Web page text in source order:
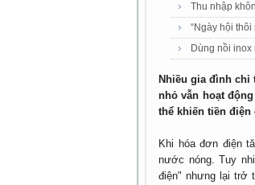
Thu nhập
“Ngày hội
Dùng nồi
Nhiều gia đình chỉ
nhỏ vẫn hoạt
thể khiến tiền điện
Khi hóa đơn điện
nước nóng. Tuy
điện" nhưng lại trở